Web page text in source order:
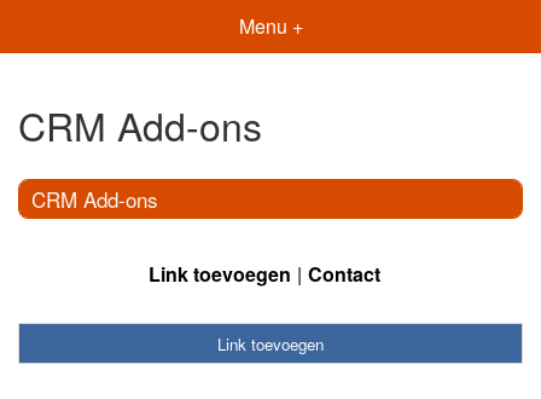
Menu +
CRM Add-ons
CRM Add-ons
Link toevoegen Contact
Link toevoegen